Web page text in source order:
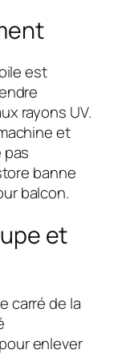
est
rayons UV.
et
pas
banne
balcon.
et
carré de la
enlever